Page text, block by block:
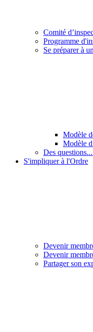
Comité
Programme
Se préparer à
Modèle
Modèle
Des
S'impliquer à l'Ordre
Devenir
Devenir
Partager son